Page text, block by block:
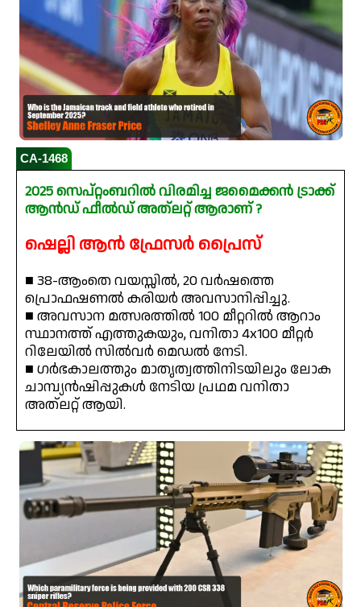
CA-1468
2025 സെപ്റ്റംബറിൽ വിരമിച്ച ജമൈക്കൻ ട്രാക്ക്
ആൻഡ് ഫീൽഡ് അത്‌ലറ്റ് ആരാണ് ?
ഷെല്ലി ആൻ ഫ്രേസർ പ്രൈസ്
■ 38-ആംതെ വയസ്സിൽ, 20 വർഷത്തെ
പ്രൊഫഷണൽ കരിയർ അവസാനിപ്പിച്ചു.
■ അവസാന മത്സരത്തിൽ 100 മീറ്ററിൽ ആറാം
സ്ഥാനത്ത് എത്തുകയും, വനിതാ 4x100 മീറ്റർ
റിലേയിൽ സിൽവർ മെഡൽ നേടി.
■ ഗർഭകാലത്തും മാതൃത്വത്തിനിടയിലും ലോക
ചാമ്പ്യൻഷിപ്പുകൾ നേടിയ പ്രഥമ വനിതാ
അത്‌ലറ്റ് ആയി.